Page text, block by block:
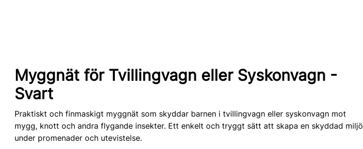
Myggnät för Tvillingvagn eller Syskonvagn -
Svart
Praktiskt och finmaskigt myggnät som skyddar barnen i tvillingvagn eller syskonvagn mot
mygg, knott och andra flygande insekter. Ett enkelt och tryggt sätt att skapa en skyddad miljö
under promenader och utevistelse.